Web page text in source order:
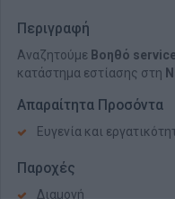
Περιγραφή
Αναζητούμε Βοηθό service
κατάστημα εστίασης στη
Απαραίτητα Προσόντα
Ευγενία και
Παροχές
Διαμονή